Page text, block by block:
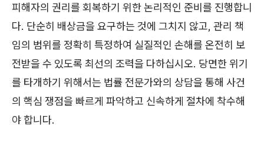
피해자의 권리를 회복하기 위한 논리적인 준비를 진행합니
다. 단순히 배상금을 요구하는 것에 그치지 않고, 관리 책
임의 범위를 정확히 특정하여 실질적인 손해를 온전히 보
전받을 수 있도록 최선의 조력을 다하십시오. 당면한 위기
를 타개하기 위해서는 법률 전문가와의 상담을 통해 사건
의 핵심 쟁점을 빠르게 파악하고 신속하게 절차에 착수해
야 합니다.